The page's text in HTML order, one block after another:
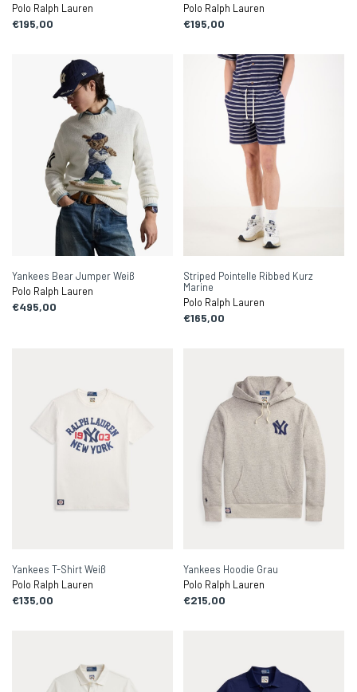
Polo Ralph Lauren
€195,00
Polo Ralph Lauren
€195,00
Yankees Bear Jumper Weiß
Polo Ralph Lauren
€495,00
Striped Pointelle Ribbed Kurz
Marine
Polo Ralph Lauren
€165,00
Yankees T-Shirt Weiß
Polo Ralph Lauren
€135,00
Yankees Hoodie Grau
Polo Ralph Lauren
€215,00